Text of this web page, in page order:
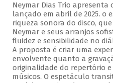
Neymar Dias Trio
lançado em abril de 2025. o
riqueza sonora do disco,
Neymar e seus arranjos
fluidez e sensibilidade no
A proposta é criar uma
envolvente quanto a
originalidade do repertório
músicos. O espetáculo